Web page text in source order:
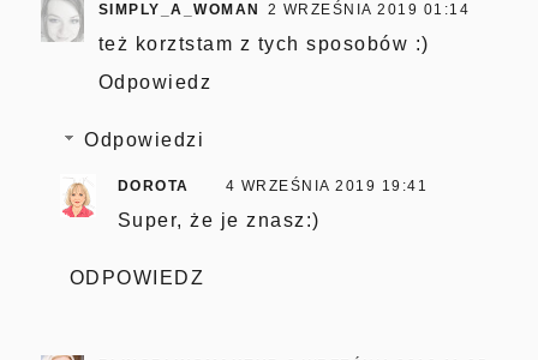
SIMPLY_A_WOMAN 2 WRZEŚNIA 2019 01:14
też korztstam z tych sposobów :)
Odpowiedz
Odpowiedzi
DOROTA 4 WRZEŚNIA 2019 19:41
Super, że je znasz:)
ODPOWIEDZ